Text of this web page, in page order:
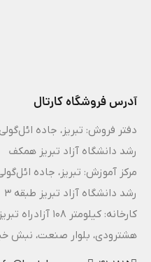
آدرس فروشگاه کارتال
دفتر فروش: تبریز، جاده
رشد دانشگاه آزاد تبریز همکف
مرکز آموزش: تبریز، جاده
رشد دانشگاه آزاد تبریز طبقه 3
کارخانه:
هشترودی، بلوار صنعت، نبش